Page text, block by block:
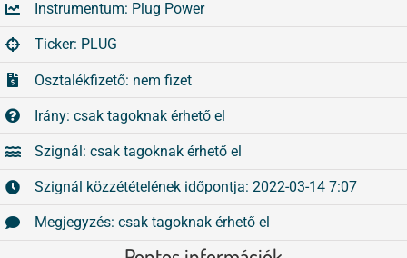
Tőzsdeklub
Adósegéd
Összes
Instrumentum: Plug Power
Ticker: PLUG
Osztalékfizető: nem fizet
Irány: csak tagoknak érhető el
Szignál: csak tagoknak érhető el
Szignál közzétételének időpontja: 2022-03-14 7:07
Megjegyzés: csak tagoknak érhető el